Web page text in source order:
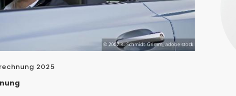
2025